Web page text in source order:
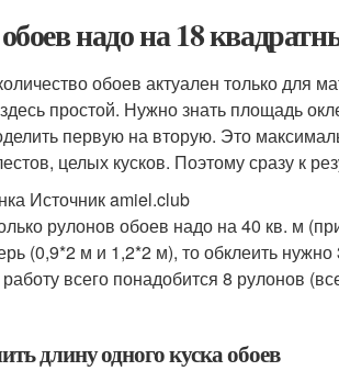
надо на 18
обоев актуален только для
простой. Нужно знать площадь
первую на вторую. Это
целых кусков. Поэтому сразу к
Источник amiel.club
рулонов обоев надо на 40 кв. м
(0,9*2 м и 1,2*2 м), то обклеить
всего понадобится 8 рулонов
длину одного куска обоев